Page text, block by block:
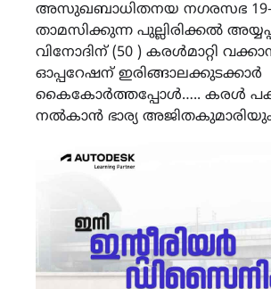
അസുഖബാധിതനയ നഗരസഭ 19-
താമസിക്കുന്ന പുല്ലിരിക്കൽ
വിനോദിന് (50 ) കരൾമാറ്റി
ഓപ്പറേഷന് ഇരിങ്ങാലക്കുടക്കാർ
കൈകോർത്തപ്പോൾ….. കരൾ
നൽകാൻ ഭാര്യ